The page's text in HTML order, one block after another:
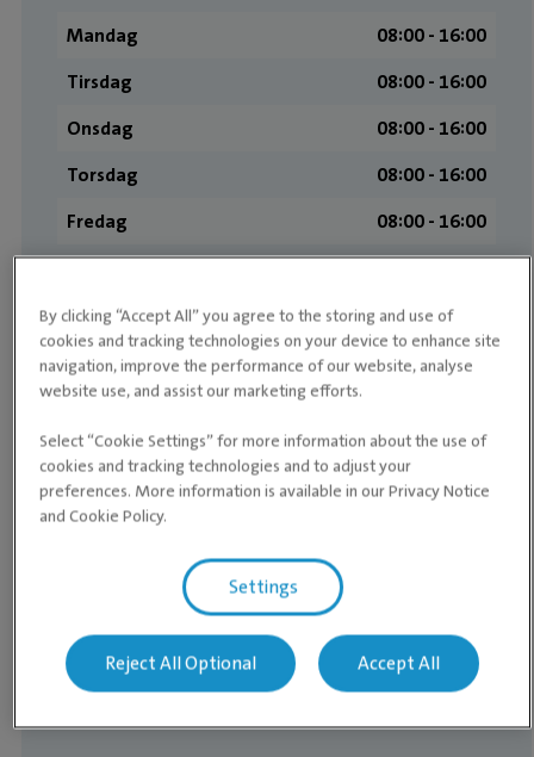
Mandag
08:00 ­- 16:00
Tirsdag
08:00 ­- 16:00
Onsdag
08:00 ­- 16:00
Torsdag
08:00 ­- 16:00
Fredag
08:00 ­- 16:00
Søndag
Stengt
Medarbeidere
KLINIKKLEDER OG DYREPLEIER
Sissel Sperb Waren
By clicking “Accept All” you agree to the storing and use of
cookies and tracking technologies on your device to enhance site
navigation, improve the performance of our website, analyse
website use, and assist our marketing efforts.
Select “Cookie Settings” for more information about the use of
cookies and tracking technologies and to adjust your
preferences. More information is available in our Privacy Notice
and Cookie Policy.
Settings
Reject All Optional Accept All